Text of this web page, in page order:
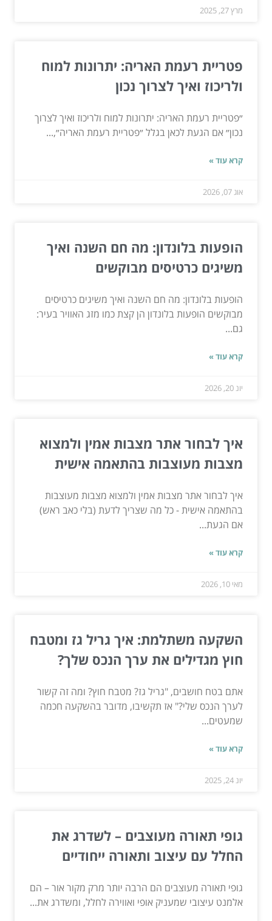
מרץ 27, 2025
פטריית רעמת האריה: יתרונות למוח
ולריכוז ואיך לצרוך נכון
״פטריית רעמת האריה: יתרונות למוח ולריכוז ואיך לצרוך
נכון״ אם הגעת לכאן בגלל ״פטריית רעמת האריה״,...
קרא עוד »
אוג 07, 2026
הופעות בלונדון: מה חם השנה ואיך
משיגים כרטיסים מבוקשים
הופעות בלונדון: מה חם השנה ואיך משיגים כרטיסים
מבוקשים הופעות בלונדון הן קצת כמו מזג האוויר בעיר:
גם...
קרא עוד »
יונ 20, 2026
איך לבחור אתר מצבות אמין ולמצוא
מצבות מעוצבות בהתאמה אישית
איך לבחור אתר מצבות אמין ולמצוא מצבות מעוצבות
בהתאמה אישית - כל מה שצריך לדעת (בלי כאב ראש)
אם הגעת...
קרא עוד »
מאי 10, 2026
השקעה משתלמת: איך גריל גז ומטבח
חוץ מגדילים את ערך הנכס שלך?
אתם בטח חושבים, "גריל גז? מטבח חוץ? ומה זה קשור
לערך הנכס שלי?" אז תקשיבו, מדובר בהשקעה חכמה
שמעטים...
קרא עוד »
יונ 24, 2025
גופי תאורה מעוצבים – לשדרג את
החלל עם עיצוב ותאורה ייחודיים
גופי תאורה מעוצבים הם הרבה יותר מרק מקור אור – הם
אלמנט עיצובי שמעניק אופי ואווירה לחלל, ומשדרג את...